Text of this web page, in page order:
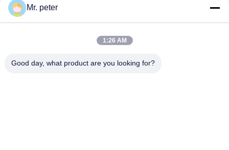
Categorias populares
Mr. peter
1:26 AM
Good day, what product are you looking for?